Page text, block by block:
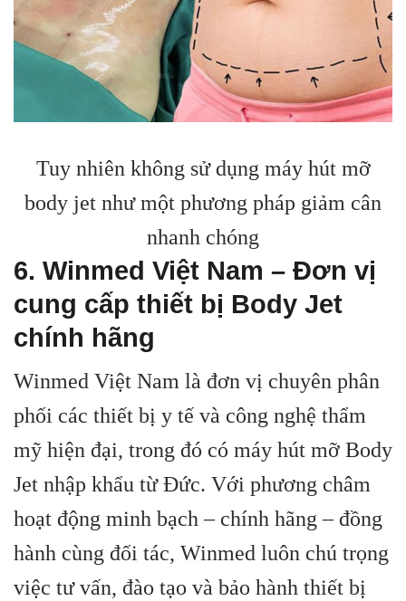
Tuy nhiên không sử dụng máy hút mỡ
body jet như một phương pháp giảm cân
nhanh chóng
6. Winmed Việt Nam – Đơn vị
cung cấp thiết bị Body Jet
chính hãng
Winmed Việt Nam là đơn vị chuyên phân
phối các thiết bị y tế và công nghệ thẩm
mỹ hiện đại, trong đó có máy hút mỡ Body
Jet nhập khẩu từ Đức. Với phương châm
hoạt động minh bạch – chính hãng – đồng
hành cùng đối tác, Winmed luôn chú trọng
việc tư vấn, đào tạo và bảo hành thiết bị